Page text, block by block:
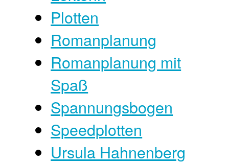
Plotten
Romanplanung
Romanplanung mit
Spaß
Spannungsbogen
Speedplotten
Ursula Hahnenberg